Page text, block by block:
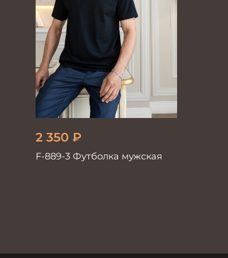
2 350 ₽
F-889-3 Футболка мужская